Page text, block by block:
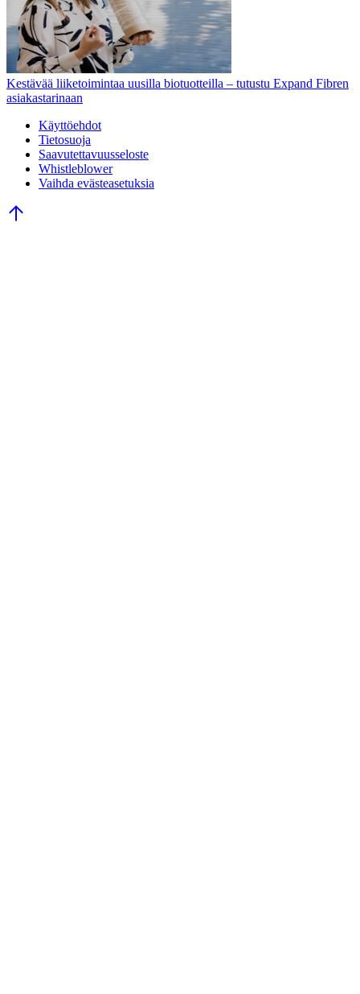
Kestävää liiketoimintaa uusilla biotuotteilla – tutustu Expand Fibren
asiakastarinaan
Käyttöehdot
Tietosuoja
Saavutettavuusseloste
Whistleblower
Vaihda evästeasetuksia